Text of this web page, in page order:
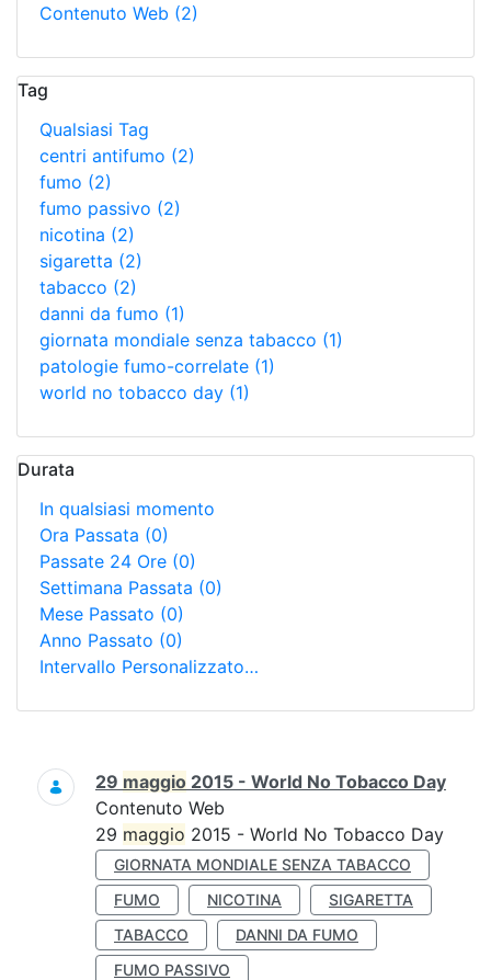
Contenuto Web (2)
Tag
Qualsiasi Tag
centri antifumo (2)
fumo (2)
fumo passivo (2)
nicotina (2)
sigaretta (2)
tabacco (2)
danni da fumo (1)
giornata mondiale senza tabacco (1)
patologie fumo-correlate (1)
world no tobacco day (1)
Durata
In qualsiasi momento
Ora Passata (0)
Passate 24 Ore (0)
Settimana Passata (0)
Mese Passato (0)
Anno Passato (0)
Intervallo Personalizzato…
Ricerca
29 maggio 2015 - World No Tobacco Day
Contenuto Web
29 maggio 2015 - World No Tobacco Day
GIORNATA MONDIALE SENZA TABACCO
FUMO
NICOTINA
SIGARETTA
TABACCO
DANNI DA FUMO
FUMO PASSIVO